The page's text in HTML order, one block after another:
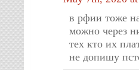
в рфии тоже
можно через
тех кто их
не допишу